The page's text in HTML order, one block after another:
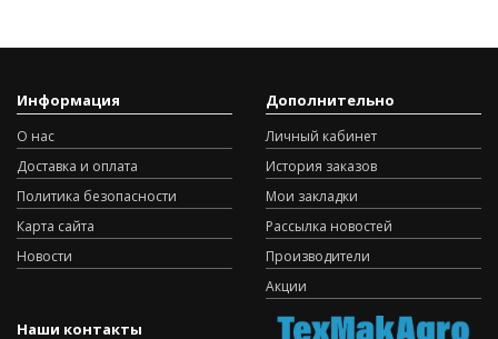
Информация
О нас
Доставка и оплата
Политика безопасности
Карта сайта
Новости
Дополнительно
Личный кабинет
История заказов
Мои закладки
Рассылка новостей
Производители
Акции
Наши контакты